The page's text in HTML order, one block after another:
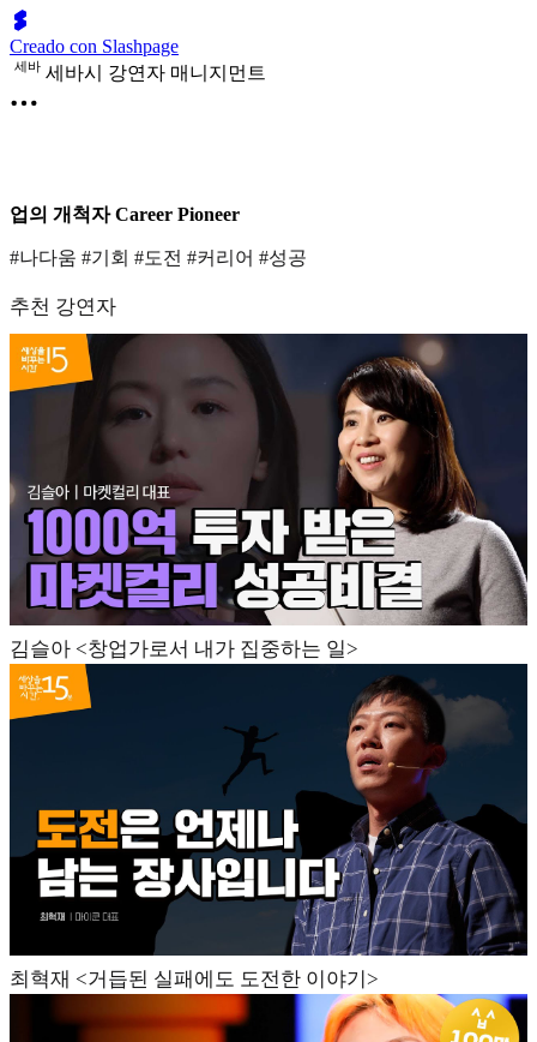
Creado con Slashpage
세바 세바시 강연자 매니지먼트
업의 개척자 Career Pioneer
#나다움 #기회 #도전 #커리어 #성공
추천 강연자
김슬아 <창업가로서 내가 집중하는 일>
최혁재 <거듭된 실패에도 도전한 이야기>